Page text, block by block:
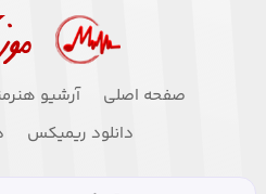
صفحه اصلی آرشیو
دانلود ریمیکس